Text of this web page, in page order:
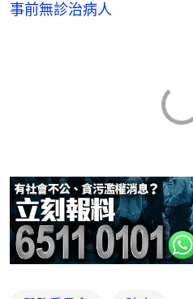
事前無診治病人